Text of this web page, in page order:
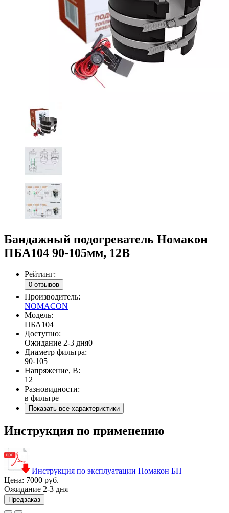
Бандажный подогреватель Номакон
ПБА104 90-105мм, 12В
Рейтинг:
0 отзывов
Производитель:
NOMACON
Модель:
ПБА104
Доступно:
Ожидание 2-3 дня0
Диаметр фильтра:
90-105
Напряжение, В:
12
Разновидности:
в фильтре
Показать все характеристики
Инструкция по применению
Инструкция по эксплуатации Номакон БП
Цена: 7000 руб.
Ожидание 2-3 дня
Предзаказ